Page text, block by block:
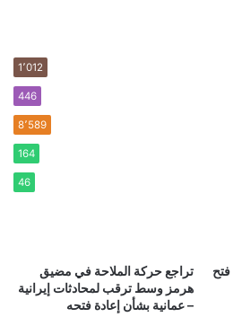
1٬012
446
8٬589
164
46
فتح
تراجع حركة الملاحة في مضيق
هرمز وسط ترقب لمحادثات إيرانية
– عمانية بشأن إعادة فتحه